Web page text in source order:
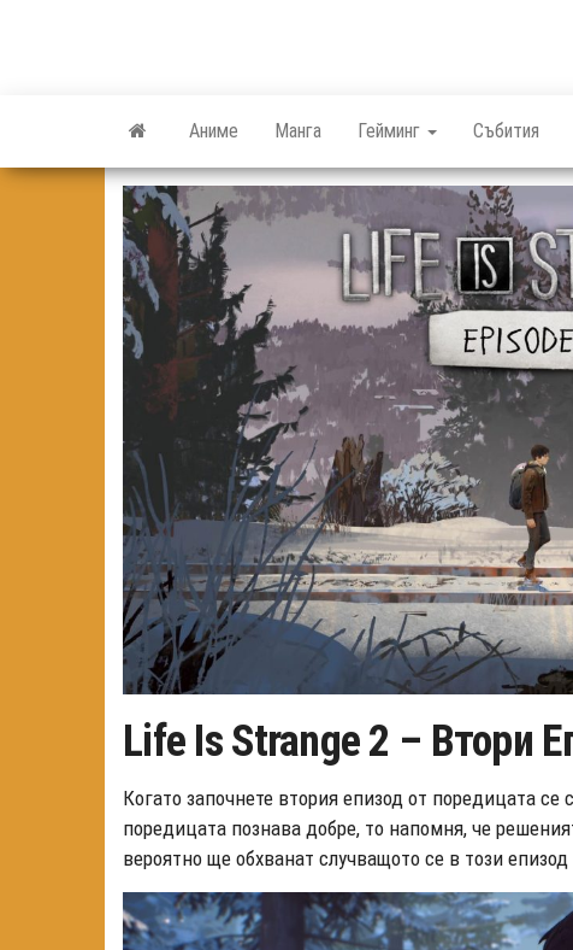
Аниме Манга Гейминг Събития
Life Is Strange 2 – Втори
Когато започнете втория епизод от поредицата
поредицата познава добре, то напомня, че
вероятно ще обхванат случващото се в този